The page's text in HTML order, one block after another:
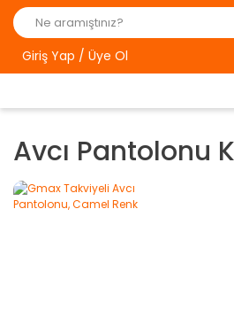
Giriş Yap / Üye Ol
Avcı Pantolonu